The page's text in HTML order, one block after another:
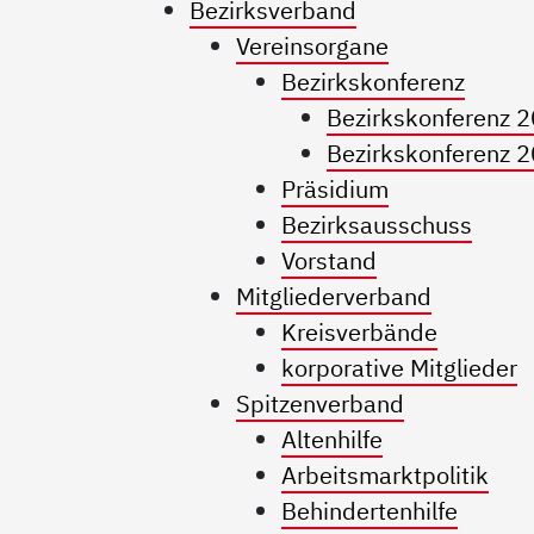
Bezirksverband
Vereinsorgane
Bezirkskonferenz
Bezirkskonferenz
Bezirkskonferenz
Präsidium
Bezirksausschuss
Vorstand
Mitgliederverband
Kreisverbände
korporative Mitglieder
Spitzenverband
Altenhilfe
Arbeitsmarktpolitik
Behindertenhilfe